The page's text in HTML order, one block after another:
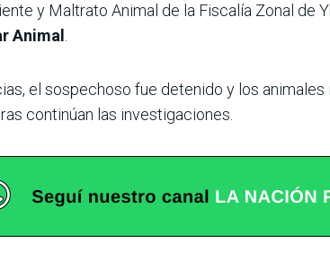
y Maltrato Animal de la Fiscalía Zonal de
Animal .
el sospechoso fue detenido y los
continúan las investigaciones.